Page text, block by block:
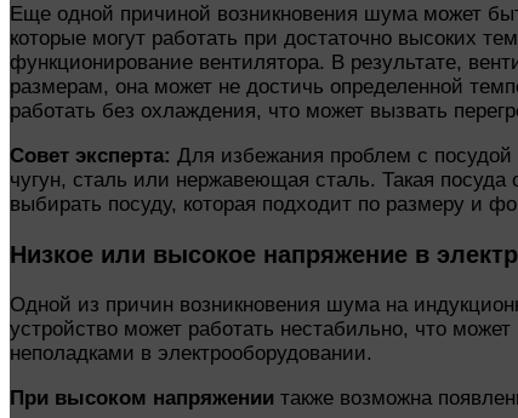
Еще одной причиной возникновения шума может
которые могут работать при достаточно высоких
функционирование вентилятора. В результате,
размерам, она может не достичь определенной
работать без охлаждения, что может вызвать
Совет эксперта: Для избежания проблем с посудой
чугун, сталь или нержавеющая сталь. Такая
выбирать посуду, которая подходит по размеру и
Низкое или высокое напряжение в
Одной из причин возникновения шума на
устройство может работать нестабильно, что
неполадками в электрооборудовании.
При высоком напряжении также возможна